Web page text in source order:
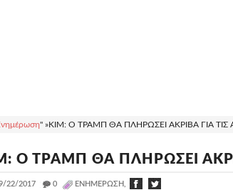
" »ΚΙΜ: Ο ΤΡΑΜΠ ΘΑ ΠΛΗΡΩΣΕΙ ΑΚΡΙΒΑ ΓΙΑ ΤΙΣ
Ο ΤΡΑΜΠ ΘΑ ΠΛΗΡΩΣΕΙ
22/2017 _ 0 ΕΝΗΜΈΡΩΣΗ,